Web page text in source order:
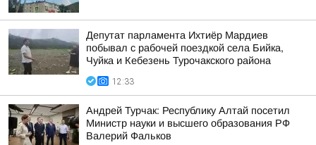
Депутат парламента Ихтиёр Мардиев
побывал с рабочей поездкой села Бийка,
Чуйка и Кебезень Турочакского района
12:33
Андрей Турчак: Республику Алтай посетил
Министр науки и высшего образования РФ
Валерий Фальков